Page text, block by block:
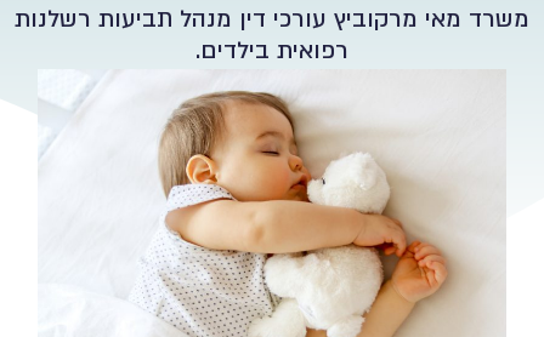
משרד מאי מרקוביץ עורכי דין מנהל תביעות רשלנות
רפואית בילדים.